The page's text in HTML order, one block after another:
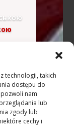
technologii, takich
dostępu do
nam
lub
zgody lub
cechy i
po